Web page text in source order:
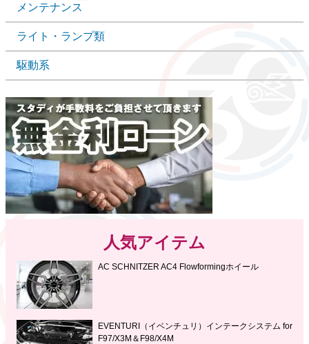
メンテナンス
ライト・ランプ類
駆動系
人気アイテム
AC SCHNITZER AC4 Flowformingホイール
EVENTURI（イベンチュリ）インテークシステム for
F97/X3M＆F98/X4M